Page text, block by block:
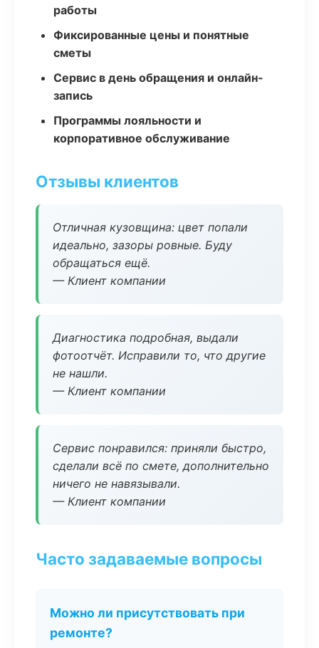
работы
Фиксированные цены и понятные
сметы
Сервис в день обращения и онлайн-
запись
Программы лояльности и
корпоративное обслуживание
Отзывы клиентов
Отличная кузовщина: цвет попали
идеально, зазоры ровные. Буду
обращаться ещё.
— Клиент компании
Диагностика подробная, выдали
фотоотчёт. Исправили то, что другие
не нашли.
— Клиент компании
Сервис понравился: приняли быстро,
сделали всё по смете, дополнительно
ничего не навязывали.
— Клиент компании
Часто задаваемые вопросы
Можно ли присутствовать при
ремонте?